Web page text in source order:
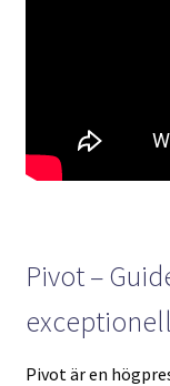
Pivot –
Pivot är en